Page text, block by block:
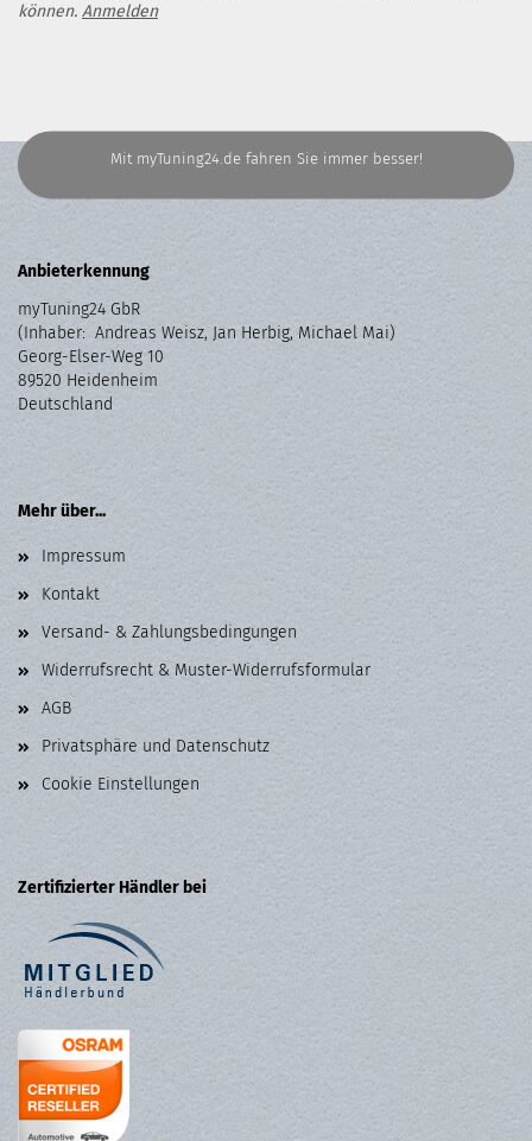
können. Anmelden
Mit myTuning24.de fahren Sie immer besser!
Anbieterkennung
myTuning24 GbR
(Inhaber: Andreas Weisz, Jan Herbig, Michael Mai)
Georg-Elser-Weg 10
89520 Heidenheim
Deutschland
Mehr über...
Impressum
Kontakt
Versand- & Zahlungsbedingungen
Widerrufsrecht & Muster-Widerrufsformular
AGB
Privatsphäre und Datenschutz
Cookie Einstellungen
Zertifizierter Händler bei